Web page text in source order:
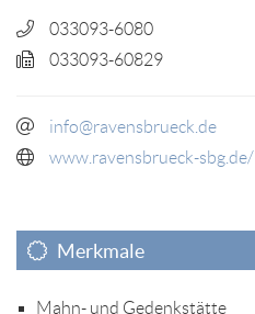
033093-6080
033093-60829
info@ravensbrueck.de
www.ravensbrueck-sbg.de/
Merkmale
Mahn- und Gedenkstätte